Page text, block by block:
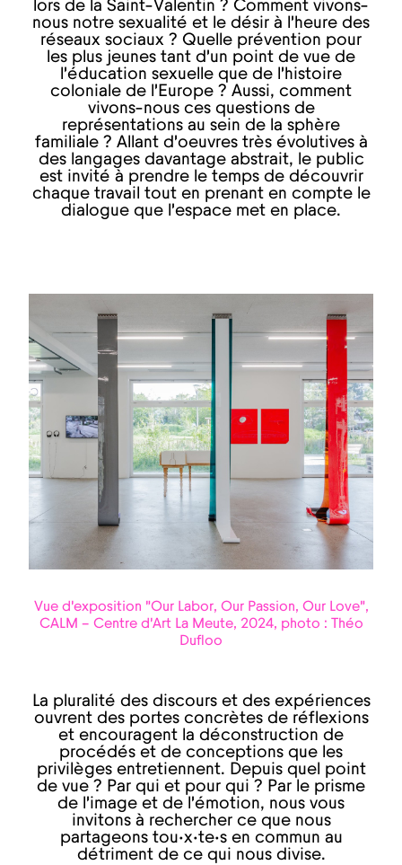
lors de la Saint-Valentin ? Comment vivons-
nous notre sexualité et le désir à l’heure des
réseaux sociaux ? Quelle prévention pour
les plus jeunes tant d’un point de vue de
l’éducation sexuelle que de l’histoire
coloniale de l’Europe ? Aussi, comment
vivons-nous ces questions de
représentations au sein de la sphère
familiale ? Allant d’oeuvres très évolutives à
des langages davantage abstrait, le public
est invité à prendre le temps de découvrir
chaque travail tout en prenant en compte le
dialogue que l’espace met en place.
Vue d'exposition "Our Labor, Our Passion, Our Love",
CALM – Centre d'Art La Meute, 2024, photo : Théo
Dufloo
La pluralité des discours et des expériences
ouvrent des portes concrètes de réflexions
et encouragent la déconstruction de
procédés et de conceptions que les
privilèges entretiennent. Depuis quel point
de vue ? Par qui et pour qui ? Par le prisme
de l’image et de l’émotion, nous vous
invitons à rechercher ce que nous
partageons tou·x·te·s en commun au
détriment de ce qui nous divise.